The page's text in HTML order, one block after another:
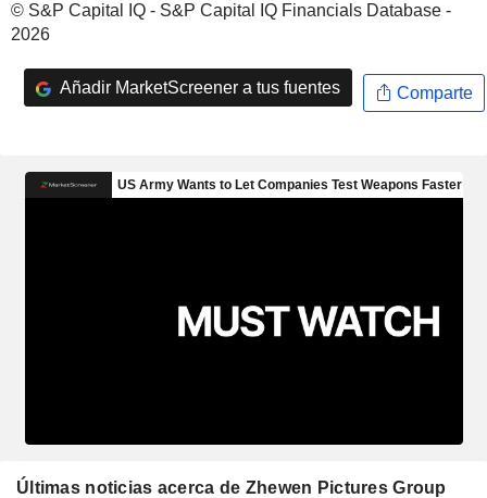
© S&P Capital IQ - S&P Capital IQ Financials Database -
2026
Añadir MarketScreener a tus fuentes Comparte
Últimas noticias acerca de Zhewen Pictures Group